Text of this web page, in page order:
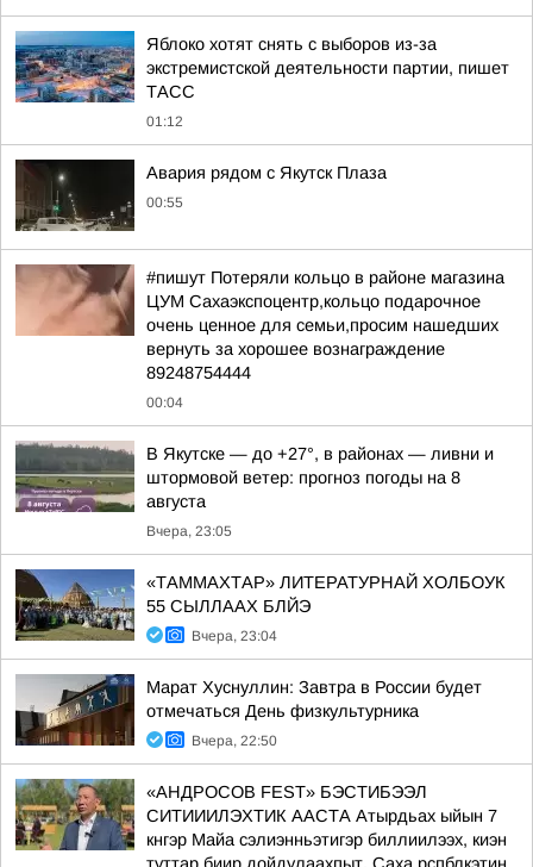
Яблоко хотят снять с выборов из-за
экстремистской деятельности партии, пишет
ТАСС
01:12
Авария рядом с Якутск Плаза
00:55
#пишут Потеряли кольцо в районе магазина
ЦУМ Сахаэкспоцентр,кольцо подарочное
очень ценное для семьи,просим нашедших
вернуть за хорошее вознаграждение
89248754444
00:04
В Якутске — до +27°, в районах — ливни и
штормовой ветер: прогноз погоды на 8
августа
Вчера, 23:05
«ТАММАХТАР» ЛИТЕРАТУРНАЙ ХОЛБОУК
55 СЫЛЛААХ БЛЙЭ
Вчера, 23:04
Марат Хуснуллин: Завтра в России будет
отмечаться День физкультурника
Вчера, 22:50
«АНДРОСОВ FEST» БЭСТИБЭЭЛ
СИТИИИЛЭХТИК ААСТА Атырдьах ыйын 7
кнгэр Майа сэлиэнньэтигэр биллиилээх, киэн